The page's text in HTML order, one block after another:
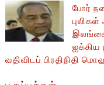
போர்
ஐக்கிய
வதிவிடப் பிரதிநிதி